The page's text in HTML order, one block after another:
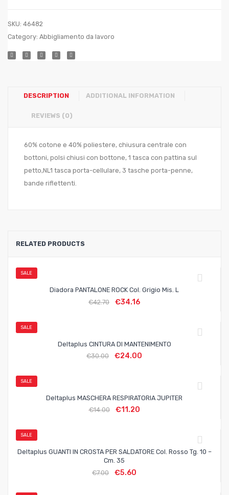
SKU: 46482
Category: Abbigliamento da lavoro
DESCRIPTION ADDITIONAL INFORMATION
REVIEWS (0)
60% cotone e 40% poliestere, chiusura centrale con
bottoni, polsi chiusi con bottone, 1 tasca con pattina sul
petto,NL1 tasca porta-cellulare, 3 tasche porta-penne,
bande riflettenti.
RELATED PRODUCTS
SALE
Diadora PANTALONE ROCK Col. Grigio Mis. L
€42.70 €34.16
SALE
Deltaplus CINTURA DI MANTENIMENTO
€30.00 €24.00
SALE
Deltaplus MASCHERA RESPIRATORIA JUPITER
€14.00 €11.20
SALE
Deltaplus GUANTI IN CROSTA PER SALDATORE Col. Rosso Tg. 10 –
Cm. 35
€7.00 €5.60